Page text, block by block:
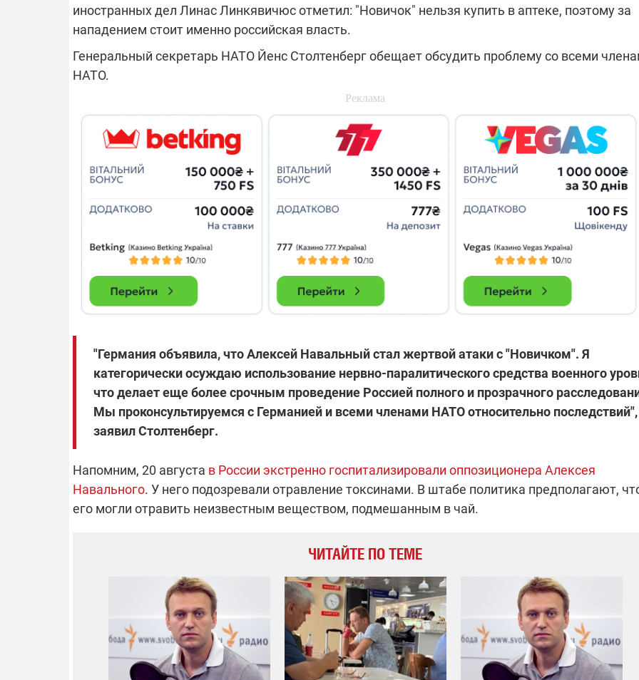
иностранных дел Линас Линкявичюс отметил: "Новичок" нельзя купить в аптеке, поэтому за
нападением стоит именно российская власть.
Генеральный секретарь НАТО Йенс Столтенберг обещает обсудить проблему со всеми
НАТО.
"Германия объявила, что Алексей Навальный стал жертвой атаки с "Новичком". Я
категорически осуждаю использование нервно-паралитического средства военного
что делает еще более срочным проведение Россией полного и прозрачного
Мы проконсультируемся с Германией и всеми членами НАТО относительно
заявил Столтенберг.
Напомним, 20 августа в России экстренно госпитализировали оппозиционера Алексея
Навального. У него подозревали отравление токсинами. В штабе политика предполагают,
его могли отравить неизвестным веществом, подмешанным в чай.
ЧИТАЙТЕ ПО ТЕМЕ